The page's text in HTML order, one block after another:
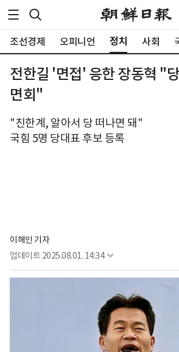
조선경제 오피니언 정치 사회
전한길 '면접' 응한 장동혁 "
면회"
"친한계, 알아서 당 떠나면 돼"
국힘 5명 당대표 후보 등록
이해인 기자
업데이트 2025.08.01. 14:34